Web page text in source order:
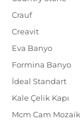
Crauf
Creavit
Eva Banyo
Formina Banyo
İdeal Standart
Kale Çelik Kapı
Mcm Cam Mozaik